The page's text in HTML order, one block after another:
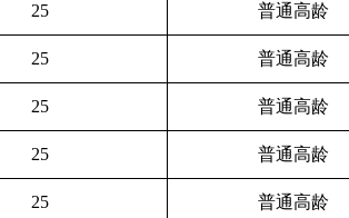
25 普通高龄
25 普通高龄
25 普通高龄
25 普通高龄
25 普通高龄